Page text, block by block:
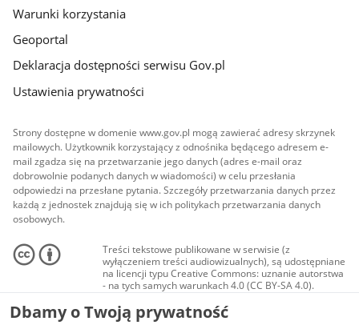
Warunki korzystania
Geoportal
Deklaracja dostępności serwisu Gov.pl
Ustawienia prywatności
Strony dostępne w domenie www.gov.pl mogą zawierać adresy skrzynek
mailowych. Użytkownik korzystający z odnośnika będącego adresem e-
mail zgadza się na przetwarzanie jego danych (adres e-mail oraz
dobrowolnie podanych danych w wiadomości) w celu przesłania
odpowiedzi na przesłane pytania. Szczegóły przetwarzania danych przez
każdą z jednostek znajdują się w ich politykach przetwarzania danych
osobowych.
Treści tekstowe publikowane w serwisie (z
wyłączeniem treści audiowizualnych), są udostępniane
na licencji typu Creative Commons: uznanie autorstwa
- na tych samych warunkach 4.0 (CC BY-SA 4.0).
Materiały audiowizualne, w tym zdjęcia, materiały
audio i wideo, są udostępniane na licencji typu
Creative Commons: uznanie autorstwa użycie
Dbamy o Twoją prywatność